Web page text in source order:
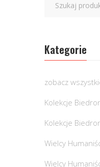
Kategorie
zobacz
Kolekcje
Kolekcje
Wielcy
Wielcy